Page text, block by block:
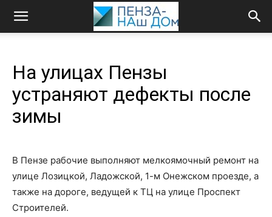
На улицах Пензы
устраняют дефекты после
зимы
В Пензе рабочие выполняют мелкоямочный ремонт на
улице Лозицкой, Ладожской, 1-м Онежском проезде, а
также на дороге, ведущей к ТЦ на улице Проспект
Строителей.